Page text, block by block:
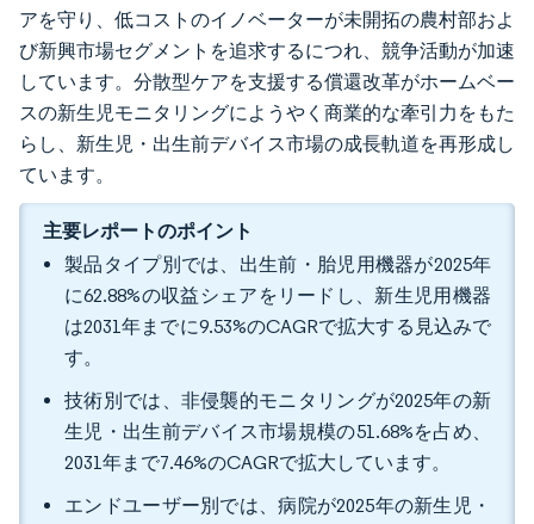
アを守り、低コストのイノベーターが未開拓の農村部およ
び新興市場セグメントを追求するにつれ、競争活動が加速
しています。分散型ケアを支援する償還改革がホームベー
スの新生児モニタリングにようやく商業的な牽引力をもた
らし、新生児・出生前デバイス市場の成長軌道を再形成し
ています。
主要レポートのポイント
製品タイプ別では、出生前・胎児用機器が2025年
に62.88%の収益シェアをリードし、新生児用機器
は2031年までに9.53%のCAGRで拡大する見込みで
す。
技術別では、非侵襲的モニタリングが2025年の新
生児・出生前デバイス市場規模の51.68%を占め、
2031年まで7.46%のCAGRで拡大しています。
エンドユーザー別では、病院が2025年の新生児・